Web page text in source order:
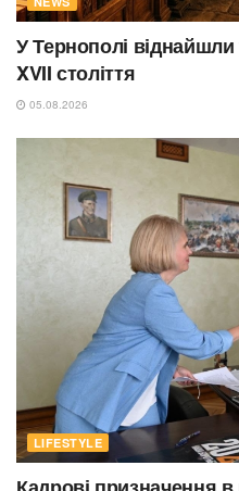
У Тернополі
XVII століття
05.08.2026
LIFESTYLE